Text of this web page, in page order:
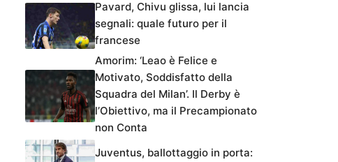
Pavard, Chivu glissa, lui lancia
segnali: quale futuro per il
francese
Amorim: ‘Leao è Felice e
Motivato, Soddisfatto della
Squadra del Milan’. Il Derby è
l’Obiettivo, ma il Precampionato
non Conta
Juventus, ballottaggio in porta: